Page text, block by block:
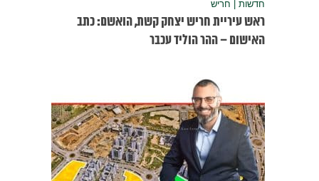
חדשות | חריש
ראש עיריית חריש יצחק קשת, הואשם: כתב
האישום – ההר הוליד עכבר